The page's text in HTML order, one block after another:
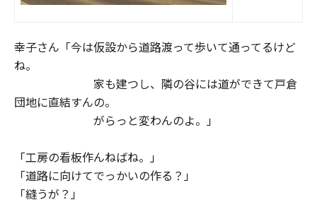
幸子さん「今は仮設から道路渡って歩いて通ってるけど
ね。
家も建つし、隣の谷には道ができて戸倉
団地に直結すんの。
がらっと変わんのよ。」
「工房の看板作んねばね。」
「道路に向けてでっかいの作る？」
「縫うが？」